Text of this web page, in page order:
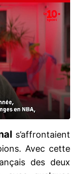
s’affrontaient
Avec cette
des deux